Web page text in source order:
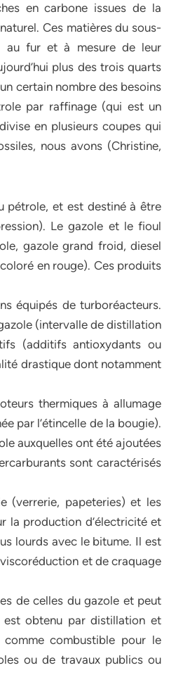
en carbone issues de la
Ces matières du sous-
au fur et à mesure de leur
plus des trois quarts
certain nombre des besoins
par raffinage (qui est un
en plusieurs coupes qui
nous avons (Christine,
pétrole, et est destiné à être
Le gazole et le fioul
gazole grand froid, diesel
en rouge). Ces produits
équipés de turboréacteurs.
(intervalle de distillation
(additifs antioxydants ou
drastique dont notamment
thermiques à allumage
par l’étincelle de la bougie).
auxquelles ont été ajoutées
sont caractérisés
(verrerie, papeteries) et les
la production d’électricité et
lourds avec le bitume. Il est
et de craquage
de celles du gazole et peut
est obtenu par distillation et
combustible pour le
ou de travaux publics ou